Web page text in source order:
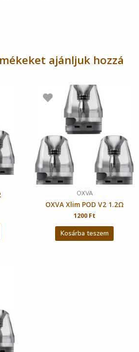
ajánljuk hozzá
OXVA
OXVA Xlim POD V2 1.2Ω
1200 Ft
Kosárba teszem